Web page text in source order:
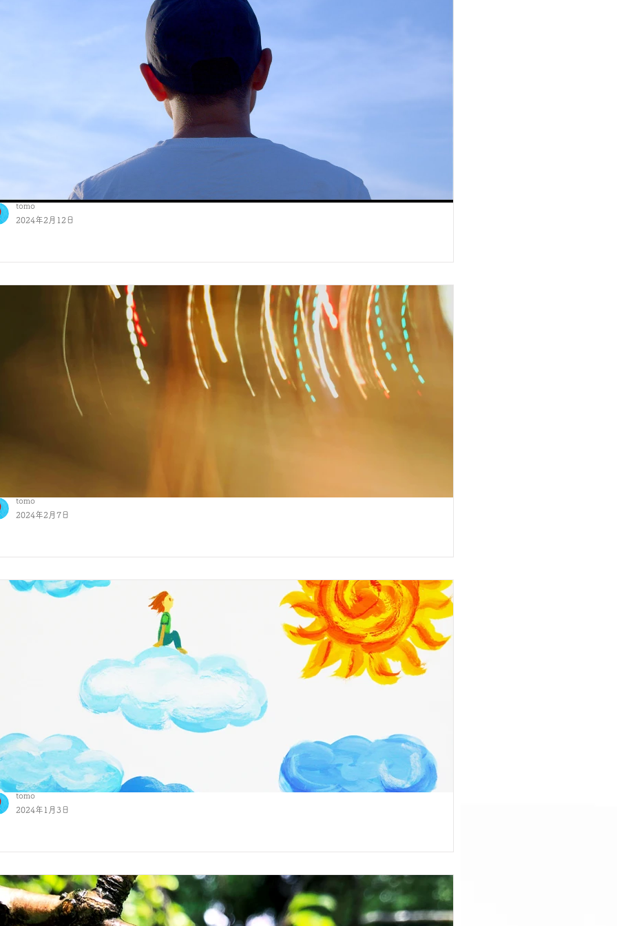
制作の音 | 神門
tomo
2024年2月12日
たりまえの話
tomo
2024年2月7日
年
tomo
2024年1月3日